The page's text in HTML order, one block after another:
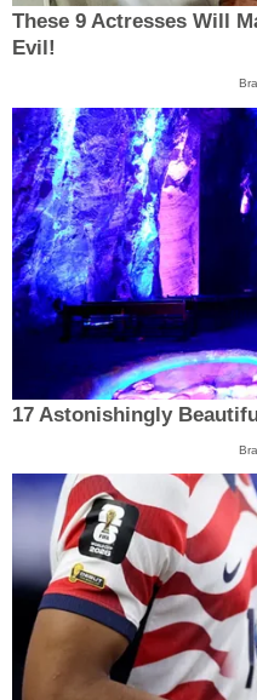
These 9 Actresses Will
Evil!
17 Astonishingly